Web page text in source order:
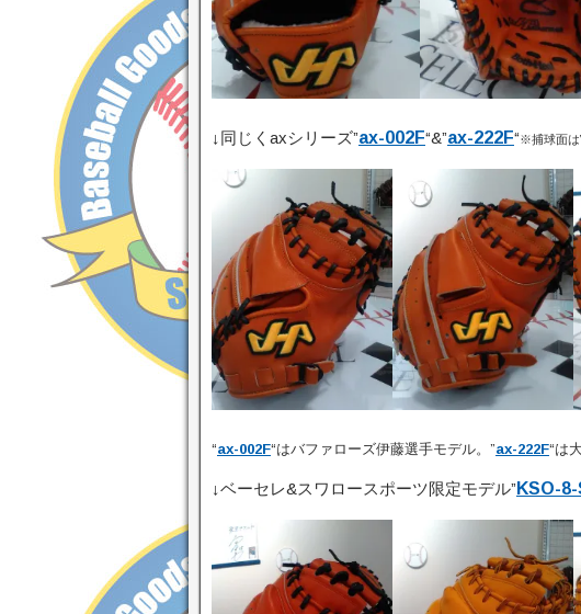
↓同じくaxシリーズ”ax-002F“&”ax-222F“※捕球面は
“ax-002F“はバファローズ伊藤選手モデル。”ax-222F“は
↓ベーセレ&スワロースポーツ限定モデル” KSO-